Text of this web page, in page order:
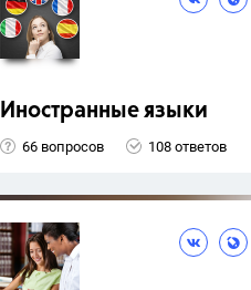
Иностранные языки
66 вопросов 108 ответов